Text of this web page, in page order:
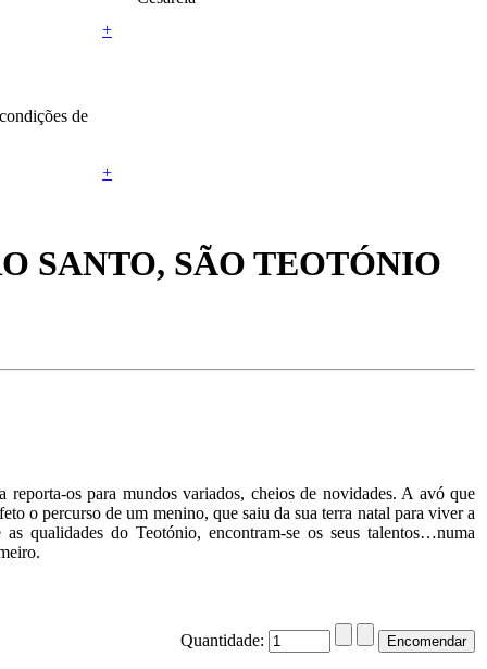
+
de
+
SANTO, SÃO TEOTÓNIO
os para mundos variados, cheios de novidades. A avó que
o percurso de um menino, que saiu da sua terra natal para viver a
qualidades do Teotónio, encontram-se os seus talentos…numa
Quantidade: